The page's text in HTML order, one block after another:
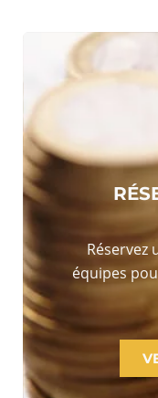
Réservez
équipes